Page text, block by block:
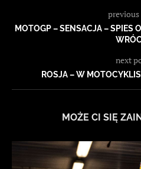
previous
MOTOGP – SENSACJA – SPIES
next
ROSJA – W
MOŻE CI SIĘ